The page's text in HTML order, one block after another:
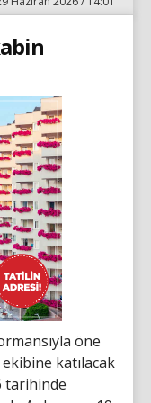
öne
katılacak
tarihinde